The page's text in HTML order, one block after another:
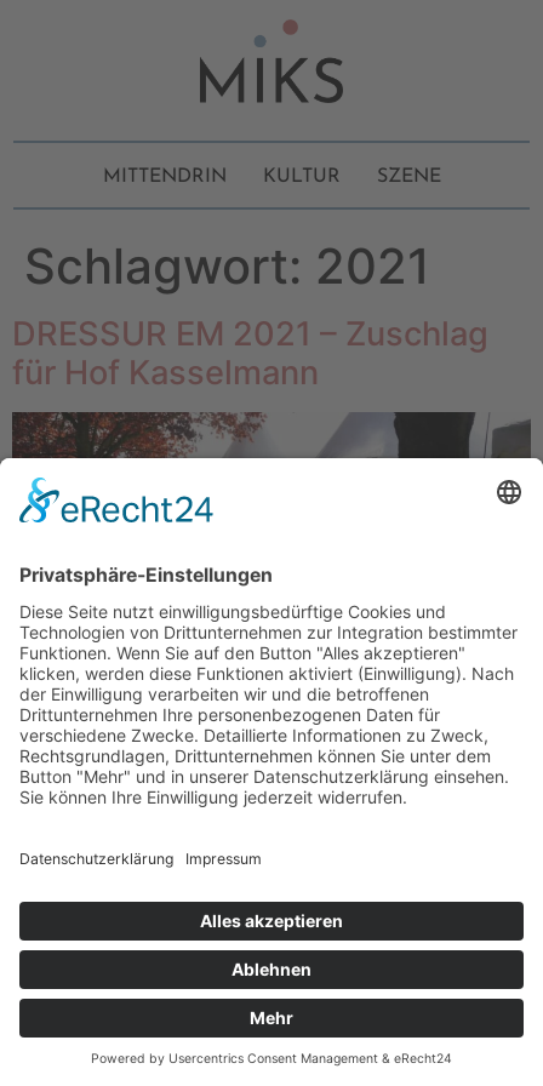
MITTENDRIN KULTUR SZENE
Schlagwort: 2021
DRESSUR EM 2021 – Zuschlag
für Hof Kasselmann
Mutig ist es schon, sich in diesen ungewissen Zeiten auf
solch ein Event einzulassen. Aber die Veranstalter sind
Europameisterschaft der Dressurreiter*innen am
Borgberg in Hagen a.TW. im September 2021 stattfinden
Impressum Datenschutzerklärung
© MIKS Magazin 2026